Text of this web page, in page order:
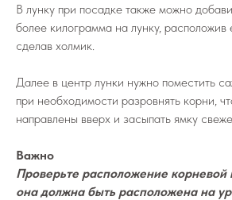
В лунку при посадке также можно
более килограмма на лунку, расположив
сделав холмик.
Далее в центр лунки нужно поместить
при необходимости разровнять корни,
направлены вверх и засыпать ямку
Важно
Проверьте расположение корневой
она должна быть расположена на